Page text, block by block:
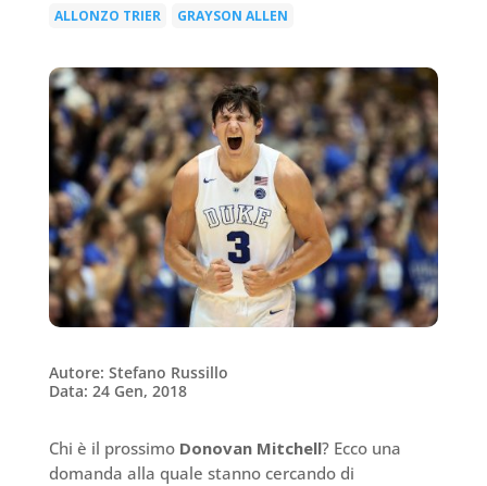
ALLONZO TRIER GRAYSON ALLEN
Autore: Stefano Russillo
Data: 24 Gen, 2018
Chi è il prossimo Donovan Mitchell? Ecco una
domanda alla quale stanno cercando di